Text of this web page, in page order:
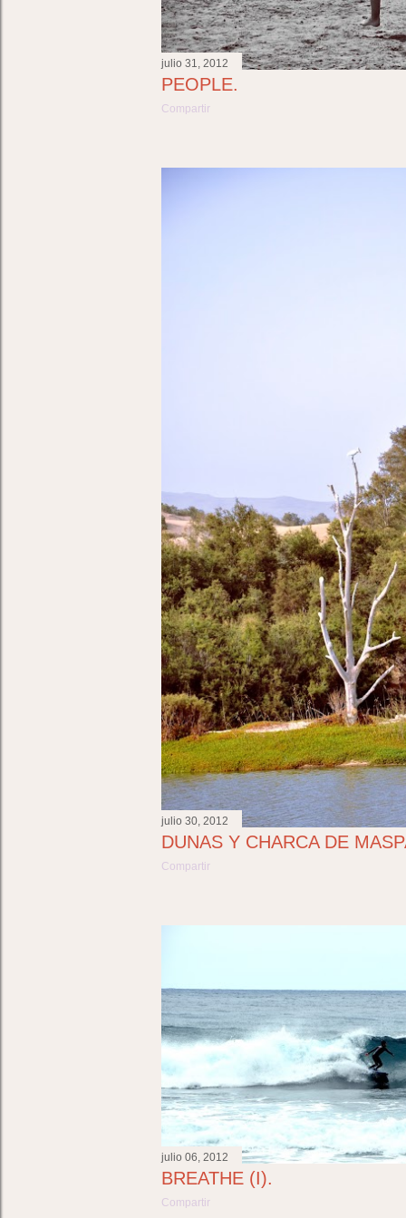
julio 31, 2012
PEOPLE.
Compartir
julio 30, 2012
DUNAS Y CHARCA DE
Compartir
julio 06, 2012
BREATHE (I).
Compartir